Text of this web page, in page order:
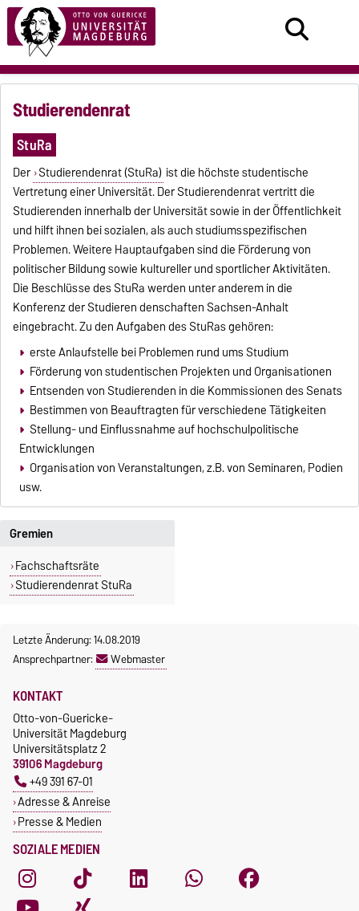
Studierendenrat
StuRa
Der Studierendenrat (StuRa) ist die höchste studentische
Vertretung einer Universität. Der Studierendenrat vertritt die
Studierenden innerhalb der Universität sowie in der Öffentlichkeit
und hilft ihnen bei sozialen, als auch studiumsspezifischen
Problemen. Weitere Hauptaufgaben sind die Förderung von
politischer Bildung sowie kultureller und sportlicher Aktivitäten.
Die Beschlüsse des StuRa werden unter anderem in die
Konferenz der Studieren denschaften Sachsen-Anhalt
eingebracht. Zu den Aufgaben des StuRas gehören:
erste Anlaufstelle bei Problemen rund ums Studium
Förderung von studentischen Projekten und Organisationen
Entsenden von Studierenden in die Kommissionen des Senats
Bestimmen von Beauftragten für verschiedene Tätigkeiten
Stellung- und Einflussnahme auf hochschulpolitische
Entwicklungen
Organisation von Veranstaltungen, z.B. von Seminaren, Podien
usw.
Gremien
Fachschaftsräte
Studierendenrat StuRa
Letzte Änderung: 14.08.2019
Ansprechpartner:
Webmaster
SOZIALE MEDIEN
KONTAKT
Otto-von-Guericke-
Universität Magdeburg
Universitätsplatz 2
39106 Magdeburg
+49 391 67-01
Adresse & Anreise
Presse & Medien